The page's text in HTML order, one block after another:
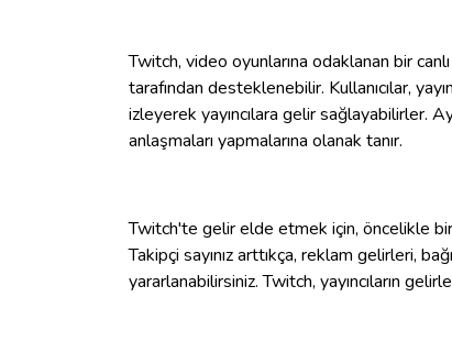
Twitch, video oyunlarına odaklanan bir
tarafından desteklenebilir. Kullanıcılar,
izleyerek yayıncılara gelir sağlayabilirler.
anlaşmaları yapmalarına olanak tanır.
Twitch'te gelir elde etmek için, öncelikle
Takipçi sayınız arttıkça, reklam gelirleri,
yararlanabilirsiniz. Twitch, yayıncıların